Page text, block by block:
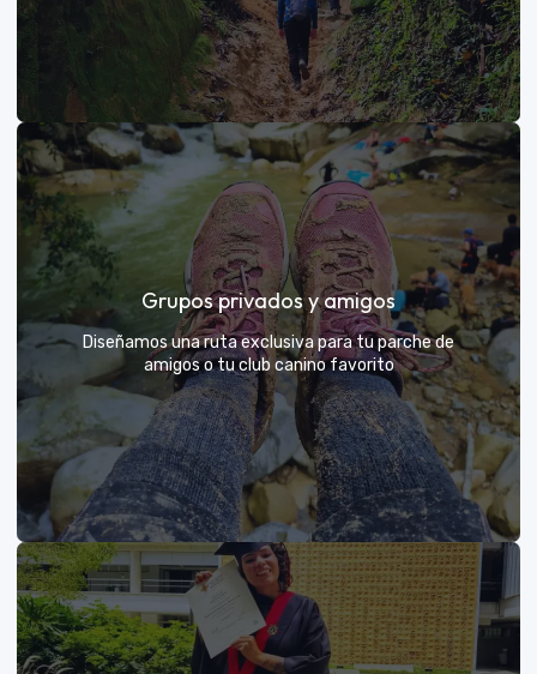
Días de Campo para Empresas
El mejor beneficio para tu equipo: compartir con sus
exploradores y fortalecer lazos rodeados de
naturaleza
VER MÁS
Grupos privados y amigos
Diseñamos una ruta exclusiva para tu parche de
amigos o tu club canino favorito